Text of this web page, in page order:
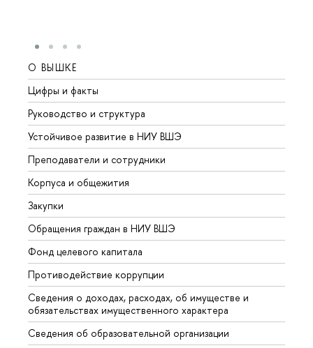
О ВЫШКЕ
Цифры и факты
Руководство и структура
Устойчивое развитие в НИУ ВШЭ
Преподаватели и сотрудники
Корпуса и общежития
Закупки
Обращения граждан в НИУ ВШЭ
Фонд целевого капитала
Противодействие коррупции
Сведения о доходах, расходах, об имуществе и
обязательствах имущественного характера
Сведения об образовательной организации